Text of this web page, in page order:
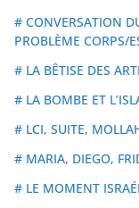
# CONVERSATION
PROBLÈME CORPS/
# LA BÊTISE DES
# LA BOMBE ET
# LCI, SUITE,
# MARIA, DIEGO,
# LE MOMENT